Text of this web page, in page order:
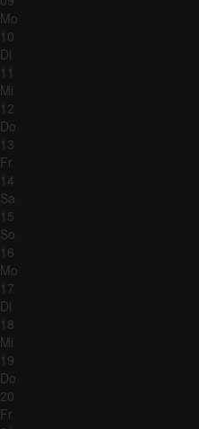
Mo
10
Di
11
Mi
12
Do
13
Fr
14
Sa
15
So
16
Mo
17
Di
18
Mi
19
Do
20
Fr